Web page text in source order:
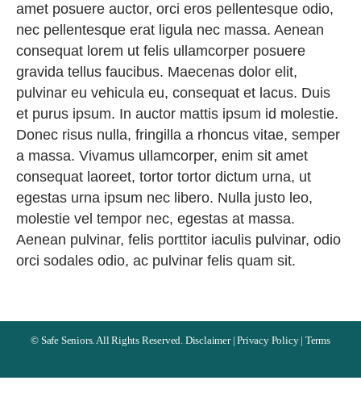
amet posuere auctor, orci eros pellentesque odio,
nec pellentesque erat ligula nec massa. Aenean
consequat lorem ut felis ullamcorper posuere
gravida tellus faucibus. Maecenas dolor elit,
pulvinar eu vehicula eu, consequat et lacus. Duis
et purus ipsum. In auctor mattis ipsum id molestie.
Donec risus nulla, fringilla a rhoncus vitae, semper
a massa. Vivamus ullamcorper, enim sit amet
consequat laoreet, tortor tortor dictum urna, ut
egestas urna ipsum nec libero. Nulla justo leo,
molestie vel tempor nec, egestas at massa.
Aenean pulvinar, felis porttitor iaculis pulvinar, odio
orci sodales odio, ac pulvinar felis quam sit.
© Safe Seniors. All Rights Reserved. Disclaimer|Privacy Policy| Terms